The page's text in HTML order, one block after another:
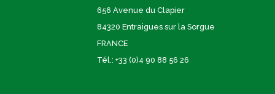
656 Avenue du Clapier
84320 Entraigues sur la Sorgue
FRANCE
Tél.: +33 (0)4 90 88 56 26